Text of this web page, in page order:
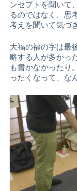
ンセプトを聞いて
るのではなく、思
考えを聞いて気づ
大福の福の字は最
略する人が多かっ
も書かなかったり
ったくなって、な